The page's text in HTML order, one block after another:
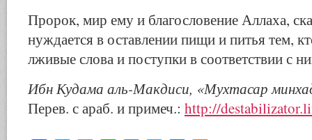
Пророк, мир ему и благословение Аллаха,
нуждается в оставлении пищи и питья тем,
лживые слова и поступки в соответствии с
Ибн Кудама аль-Макдиси, «Мухтасар
Перев. с араб. и примеч.: http://